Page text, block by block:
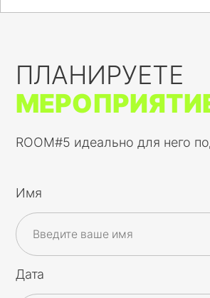
ПЛАНИРУЕТЕ
ROOM#5 идеально для него
Имя
Дата